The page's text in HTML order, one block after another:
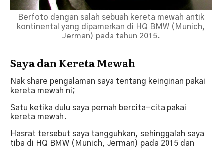
Berfoto dengan salah sebuah kereta mewah antik
kontinental yang dipamerkan di HQ BMW (Munich,
Jerman) pada tahun 2015.
Saya dan Kereta Mewah
Nak share pengalaman saya tentang keinginan pakai
kereta mewah ni;
Satu ketika dulu saya pernah bercita-cita pakai
kereta mewah.
Hasrat tersebut saya tangguhkan, sehinggalah saya
tiba di HQ BMW (Munich, Jerman) pada 2015 dan